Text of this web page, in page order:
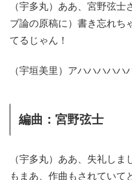
（宇多丸）ああ、宮野弦
ブ論の原稿に）書き忘れち
てるじゃん！
（宇垣美里）アハハハハハ
編曲：宮野弦士
（宇多丸）ああ、失礼し
もまあ、作曲もされていて